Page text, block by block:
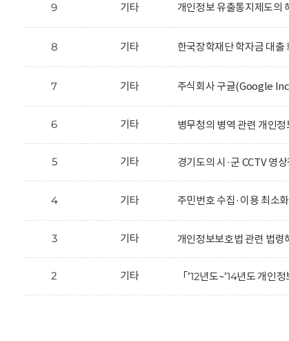
9 기타 개인정보 유출통지제도의
8 기타 한국장학재단 학자금 대출
7 기타 주식회사 구글(Google
6 기타 병무청의 병역 관련 개인
5 기타 경기도의 시·군 CCTV 영
4 기타 주민번호 수집·이용 최소
3 기타 개인정보보호법 관련 법령
2 기타 「’12년도~’14년도 개인